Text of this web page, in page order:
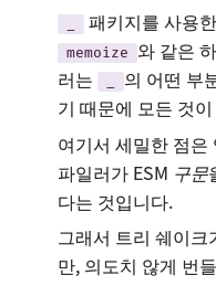
패키지를 사용
memoize 와 같은
러는
의 어떤 부
기 때문에 모든 것
여기서 세밀한 점
파일러가 ESM 구문
다는 것입니다.
그래서 트리 쉐이크
만, 의도치 않게 번